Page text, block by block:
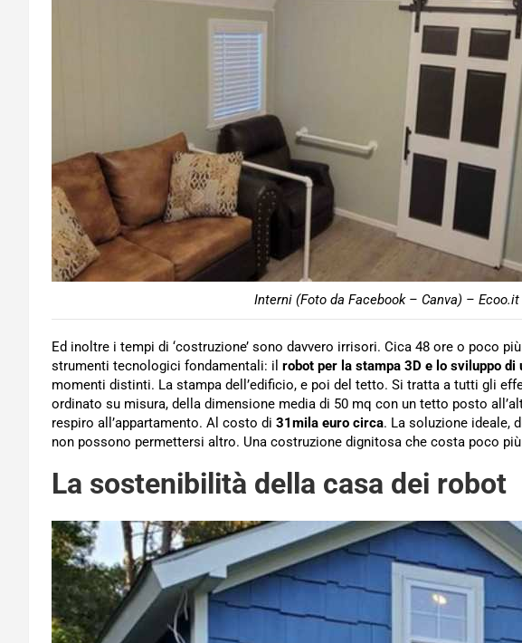
Interni (Foto da Facebook – Canva) – Ecoo.it
Ed inoltre i tempi di ‘costruzione’ sono davvero irrisori. Cica 48 ore o poco
strumenti tecnologici fondamentali: il robot per la stampa 3D e lo sviluppo di
momenti distinti. La stampa dell’edificio, e poi del tetto. Si tratta a tutti gli
ordinato su misura, della dimensione media di 50 mq con un tetto posto
respiro all’appartamento. Al costo di 31mila euro circa. La soluzione ideale,
non possono permettersi altro. Una costruzione dignitosa che costa poco
La sostenibilità della casa dei robot